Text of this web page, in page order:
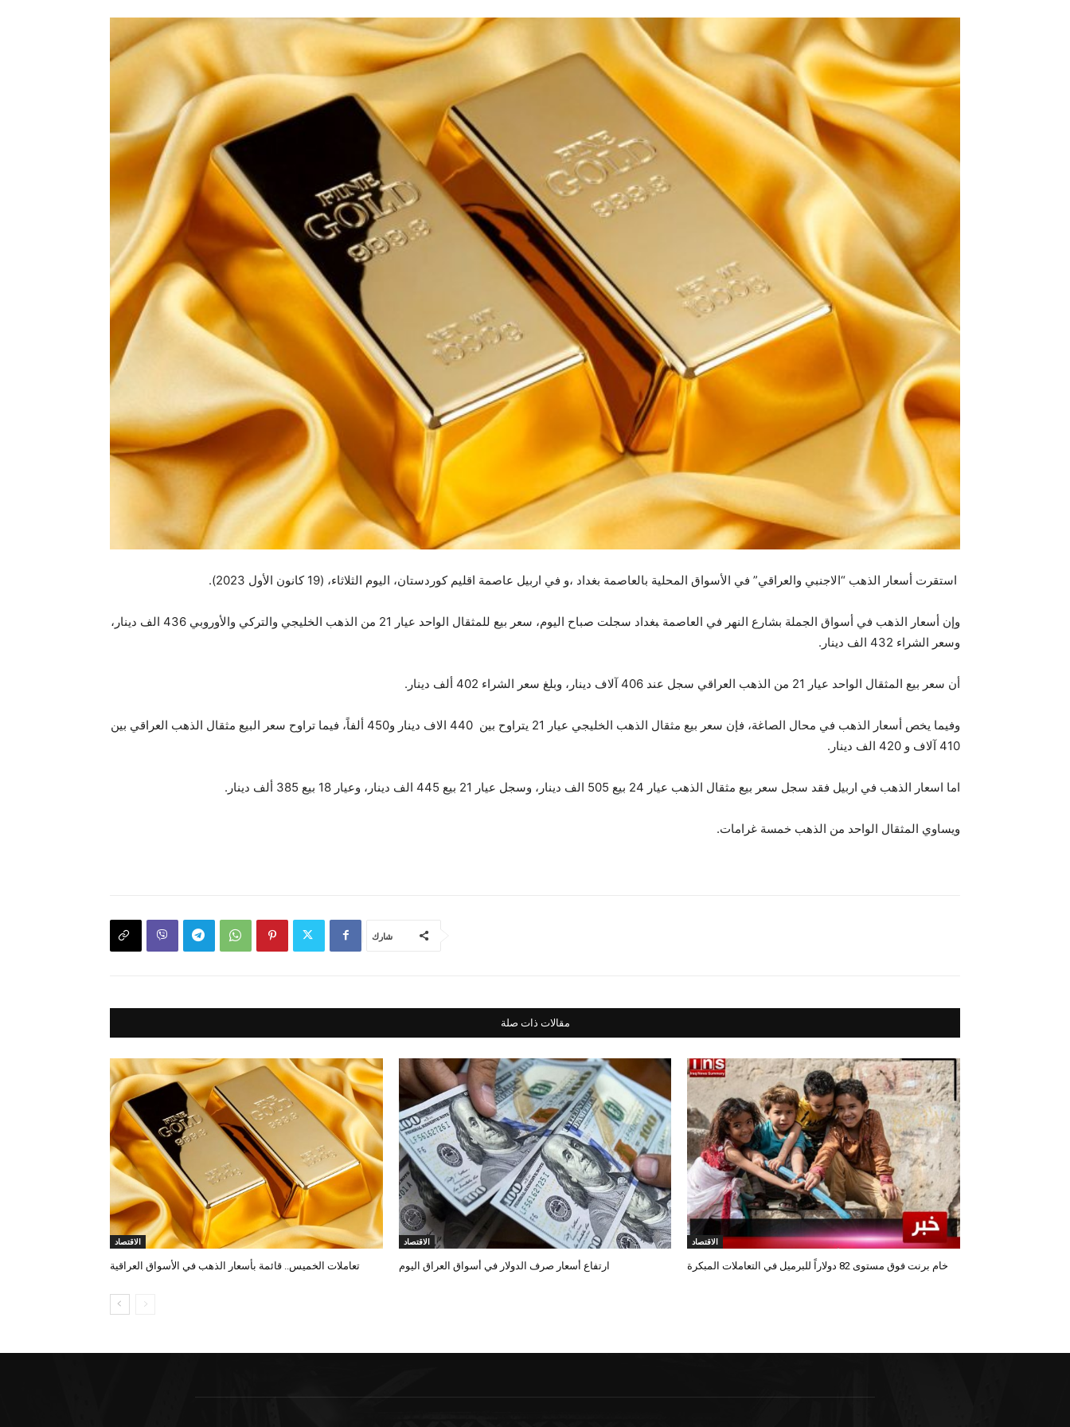
استقرت أسعار الذهب “الاجنبي والعراقي” في الأسواق المحلية بالعاصمة بغداد ،و في اربيل عاصمة اقليم كوردستان، اليوم الثلاثاء، (19 كانون الأول 2023).
وإن أسعار الذهب في أسواق الجملة ب‍‍‍شارع النهر في العاصمة ‍‍بغداد سجلت صباح اليوم، سعر بيع للمثقال الواحد عيار 21 من الذهب الخليجي والتركي والأوروبي 436 الف دينار،
وسعر الشراء 432 الف دينار.
أن سعر بيع المثقال الواحد عيار 21 من الذهب العراقي سجل عند 406 آلاف دينار، وبلغ سعر الشراء 402 ألف دينار.
وفيما يخص أسعار الذهب في محال الصاغة، فإن سعر بيع مثقال الذهب الخليجي عيار 21 يتراوح بين 440 الاف دينار و450 ألفاً، فيما تراوح سعر البيع مثقال الذهب العراقي بين
410 آلاف و 420 الف دينار.
اما اسعار الذهب في اربيل فقد سجل سعر بيع مثقال الذهب عيار 24 بيع 505 الف دينار، وسجل عيار 21 بيع 445 الف دينار، وعيار 18 بيع 385 ألف دينار.
ويساوي المثقال الواحد من الذهب خمسة غرامات.
شارك
مقالات ذات صلة
الاقتصاد
خام برنت فوق مستوى 82 دولاراً للبرميل في التعاملات المبكرة
الاقتصاد
ارتفاع أسعار صرف الدولار في أسواق العراق اليوم
الاقتصاد
تعاملات الخميس.. قائمة بأسعار الذهب في الأسواق العراقية